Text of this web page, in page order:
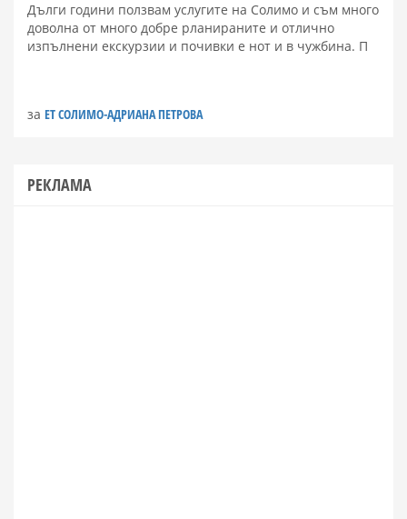
Дълги години ползвам услугите на Солимо и съм много
доволна от много добре рланираните и отлично
изпълнени екскурзии и почивки е нот и в чужбина. П
за ЕТ СОЛИМО-АДРИАНА ПЕТРОВА
РЕКЛАМА